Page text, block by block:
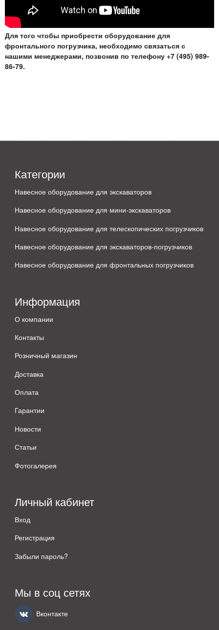
Для того чтобы приобрести оборудование для
фронтального погрузчика, необходимо связаться с
нашими менеджерами, позвонив по телефону +7 (495) 989-
86-79.
Категории
Навесное оборудование для экскаваторов
Навесное оборудование для мини-экскаваторов
Навесное оборудование для телескопических погрузчиков
Навесное оборудование для экскаваторов-погрузчиков
Навесное оборудование для фронтальных погрузчиков
Информация
О компании
Контакты
Розничный магазин
Доставка
Оплата
Гарантии
Новости
Статьи
Фотогалерея
Личный кабинет
Вход
Регистрация
Забыли пароль?
Мы в соц сетях
Вконтакте